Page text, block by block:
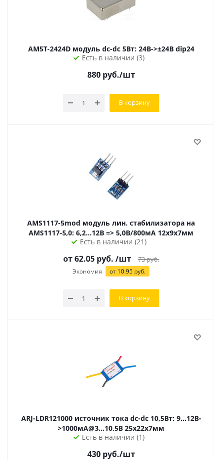
AM5T-2424D модуль dc-dc 5Вт: 24В->±24В dip24
Есть в наличии (3)
880руб./шт
В корзину
AMS1117-5mod модуль лин. стабилизатора на
AMS1117-5,0: 6,2...12В => 5,0В/800мА 12х9х7мм
Есть в наличии (21)
от62.05руб. /шт 73руб.
Экономия от 10.95 руб.
В корзину
ARJ-LDR121000 источник тока dc-dc 10,5Вт: 9...12В-
>1000мА@3...10,5В 25х22х7мм
Есть в наличии (1)
430руб./шт